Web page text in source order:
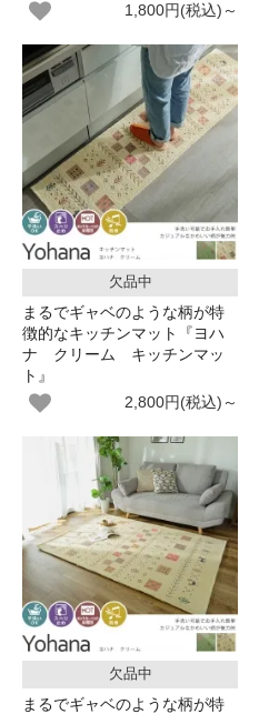
1,800円(税込)～
欠品中
まるでギャベのような柄が特
徴的なキッチンマット『ヨハ
ナ クリーム キッチンマッ
ト』
2,800円(税込)～
欠品中
まるでギャベのような柄が特